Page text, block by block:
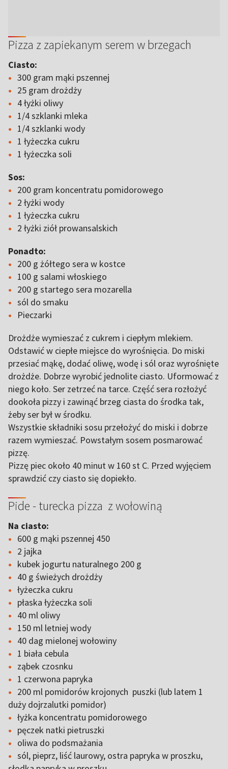
Pizza z zapiekanym serem w brzegach
Ciasto:
300 gram mąki pszennej
25 gram drożdży
4 łyżki oliwy
1/4 szklanki mleka
1/4 szklanki wody
1 łyżeczka cukru
1 łyżeczka soli
Sos:
200 gram koncentratu pomidorowego
2 łyżki wody
1 łyżeczka cukru
2 łyżki ziół prowansalskich
Ponadto:
200 g żółtego sera w kostce
100 g salami włoskiego
200 g startego sera mozarella
sól do smaku
Pieczarki
Drożdże wymieszać z cukrem i ciepłym mlekiem.
Odstawić w ciepłe miejsce do wyrośnięcia. Do miski
przesiać mąkę, dodać oliwę, wodę i sól oraz wyrośnięte
drożdże. Dobrze wyrobić jednolite ciasto. Uformować z
niego koło. Ser zetrzeć na tarce. Część sera rozłożyć
dookoła pizzy i zawinąć brzeg ciasta do środka tak,
żeby ser był w środku.
Wszystkie składniki sosu przełożyć do miski i dobrze
razem wymieszać. Powstałym sosem posmarować
pizzę.
Pizzę piec około 40 minut w 160 st C. Przed wyjęciem
sprawdzić czy ciasto się dopiekło.
Pide - turecka pizza z wołowiną
Na ciasto:
600 g mąki pszennej 450
2 jajka
kubek jogurtu naturalnego 200 g
40 g świeżych drożdży
łyżeczka cukru
płaska łyżeczka soli
40 ml oliwy
150 ml letniej wody
40 dag mielonej wołowiny
1 biała cebula
ząbek czosnku
1 czerwona papryka
200 ml pomidorów krojonych puszki (lub latem 1
duży dojrzalutki pomidor)
łyżka koncentratu pomidorowego
pęczek natki pietruszki
oliwa do podsmażania
sól, pieprz, liść laurowy, ostra papryka w proszku,